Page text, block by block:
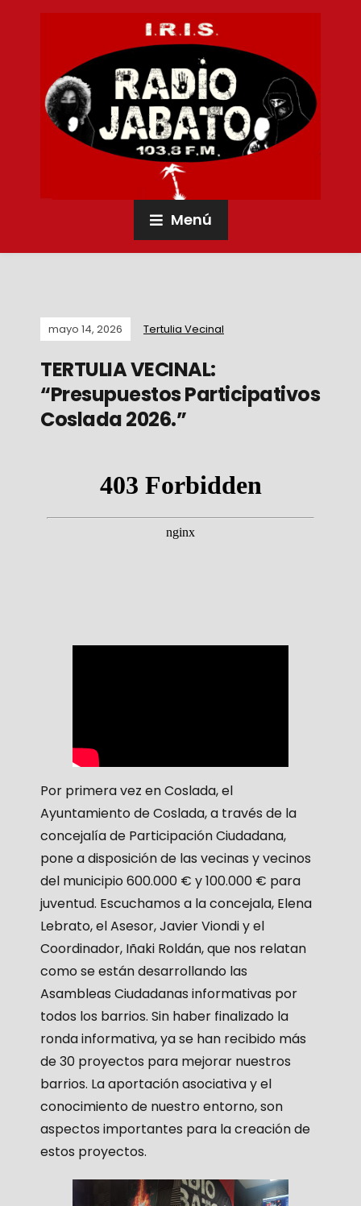
Menú
mayo 14, 2026 Tertulia Vecinal
TERTULIA VECINAL:
“Presupuestos Participativos
Coslada 2026.”
Por primera vez en Coslada, el
Ayuntamiento de Coslada, a través de la
concejalía de Participación Ciudadana,
pone a disposición de las vecinas y vecinos
del municipio 600.000 € y 100.000 € para
juventud. Escuchamos a la concejala, Elena
Lebrato, el Asesor, Javier Viondi y el
Coordinador, Iñaki Roldán, que nos relatan
como se están desarrollando las
Asambleas Ciudadanas informativas por
todos los barrios. Sin haber finalizado la
ronda informativa, ya se han recibido más
de 30 proyectos para mejorar nuestros
barrios. La aportación asociativa y el
conocimiento de nuestro entorno, son
aspectos importantes para la creación de
estos proyectos.